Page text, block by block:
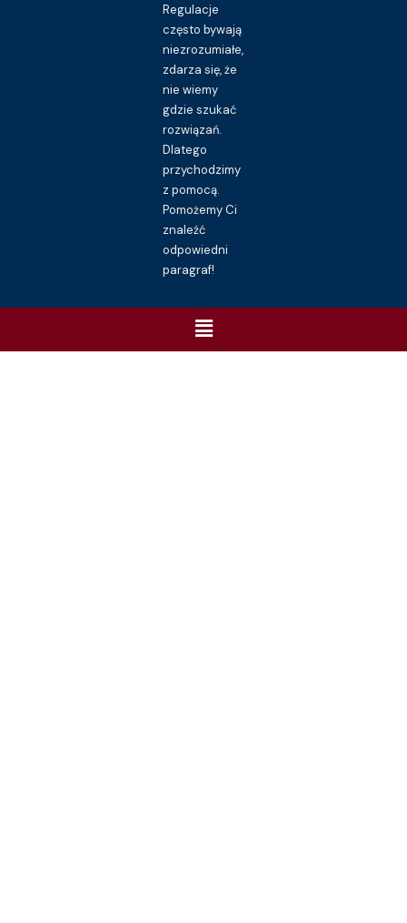
Regulacje
często bywają
niezrozumiałe,
zdarza się, że
nie wiemy
gdzie szukać
rozwiązań.
Dlatego
przychodzimy
z pomocą.
Pomożemy Ci
znaleźć
odpowiedni
paragraf!
Menu